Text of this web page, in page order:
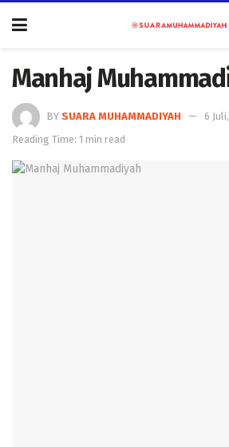
Manhaj
BY SUARA MUHAMMADIYAH
6
Reading Time: 1 min read